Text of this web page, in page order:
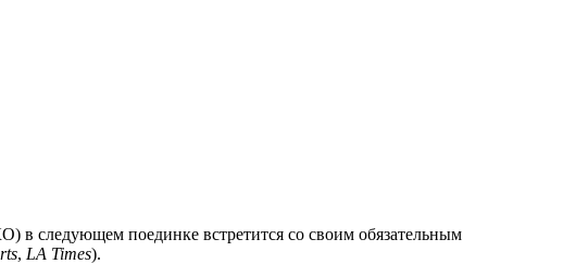
в следующем поединке встретится со своим обязательным
, LA Times).